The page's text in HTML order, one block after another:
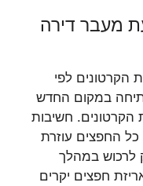
מעבר דירה
הקרטונים לפי
במקום החדש
הקרטונים. חשיבות
החפצים עוזרת
לרכוש במהלך
חפצים יקרים